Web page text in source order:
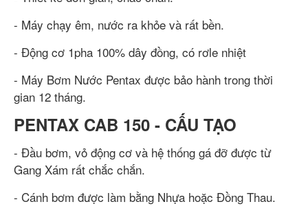
- Máy chạy êm, nước ra khỏe và rất bền.
- Động cơ 1pha 100% dây đồng, có rơle nhiệt
- Máy Bơm Nước Pentax được bảo hành trong thời
gian 12 tháng.
PENTAX CAB 150 - CẤU TẠO
- Đầu bơm, vỏ động cơ và hệ thống gá đỡ được từ
Gang Xám rất chắc chắn.
- Cánh bơm được làm bằng Nhựa hoặc Đồng Thau.